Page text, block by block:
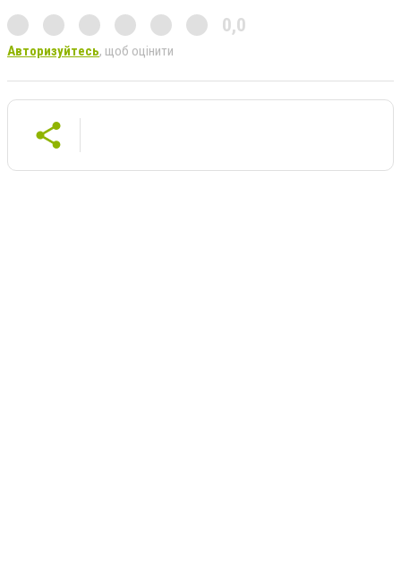
0,0
Авторизуйтесь, щоб оцінити